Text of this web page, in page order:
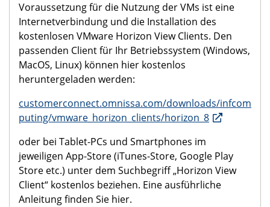
Voraussetzung für die Nutzung der VMs ist eine
Internetverbindung und die Installation des
kostenlosen VMware Horizon View Clients. Den
passenden Client für Ihr Betriebssystem (Windows,
MacOS, Linux) können hier kostenlos
heruntergeladen werden:
customerconnect.omnissa.com/downloads/infcom
puting/vmware_horizon_clients/horizon_8
oder bei Tablet-PCs und Smartphones im
jeweiligen App-Store (iTunes-Store, Google Play
Store etc.) unter dem Suchbegriff „Horizon View
Client“ kostenlos beziehen. Eine ausführliche
Anleitung finden Sie hier.